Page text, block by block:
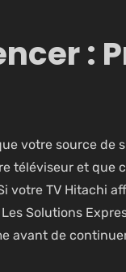
:
votre source de
téléviseur et que
votre TV Hitachi
Solutions
avant de